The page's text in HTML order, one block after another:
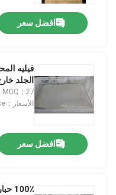
افضل سعر
فيليه
الجلد
MOQ：27 طناً
الأسعار：Negotiated price
افضل سعر